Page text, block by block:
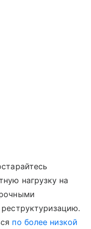
нагрузку на
по более низкой